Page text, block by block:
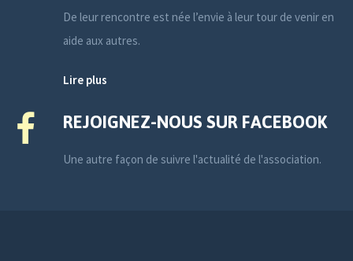
De leur rencontre est née l’envie à leur tour de venir en
aide aux autres.
Lire plus
REJOIGNEZ-NOUS SUR FACEBOOK
Une autre façon de suivre l'actualité de l'association.